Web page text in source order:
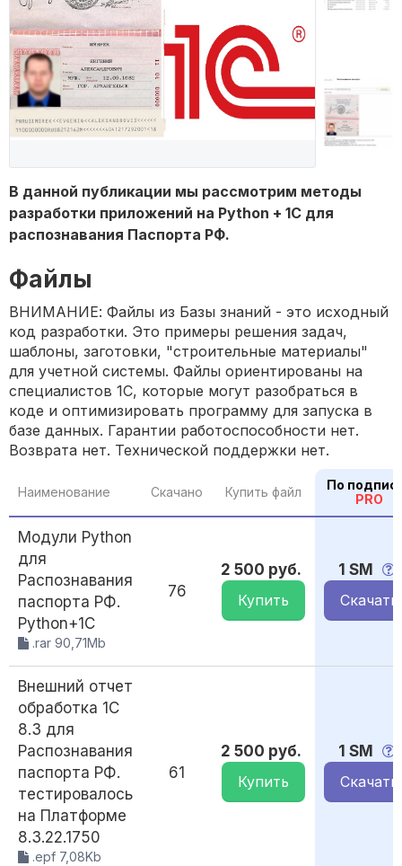
В данной публикации мы рассмотрим методы
разработки приложений на Python + 1С для
распознавания Паспорта РФ.
Файлы
ВНИМАНИЕ: Файлы из Базы знаний - это исходный
код разработки. Это примеры решения задач,
шаблоны, заготовки, "строительные материалы"
для учетной системы. Файлы ориентированы на
специалистов 1С, которые могут разобраться в
коде и оптимизировать программу для запуска в
базе данных. Гарантии работоспособности нет.
Возврата нет. Технической поддержки нет.
Наименование Скачано Купить файл
По
PRO
Модули Python
для
Распознавания
паспорта РФ.
Python+1С
.rar 90,71Mb
76
2 500 руб.
Купить
1 SM
Скачать
Внешний отчет
обработка 1С
8.3 для
Распознавания
паспорта РФ.
тестировалось
на Платформе
8.3.22.1750
.epf 7,08Kb
61
2 500 руб.
Купить
1 SM
Скачать